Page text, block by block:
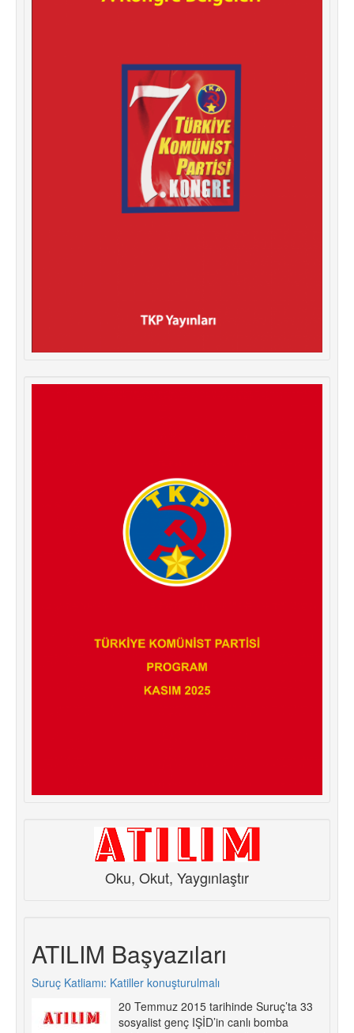
Oku, Okut, Yaygınlaştır
ATILIM Başyazıları
Suruç Katliamı: Katiller konuşturulmalı
20 Temmuz 2015 tarihinde Suruç’ta 33
sosyalist genç IŞİD’in canlı bomba